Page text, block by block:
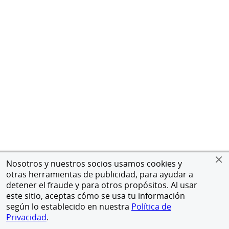
Nosotros y nuestros socios usamos cookies y
otras herramientas de publicidad, para ayudar a
detener el fraude y para otros propósitos. Al usar
este sitio, aceptas cómo se usa tu información
según lo establecido en nuestra Política de
Privacidad.